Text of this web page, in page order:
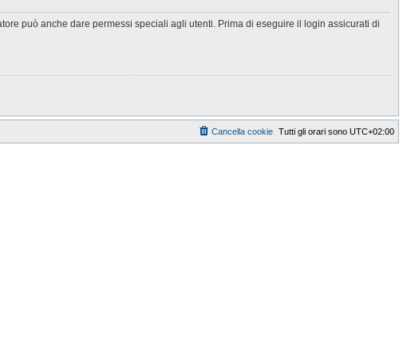
può anche dare permessi speciali agli utenti. Prima di eseguire il login assicurati di
Tutti gli orari sono UTC+02:00
Cancella cookie